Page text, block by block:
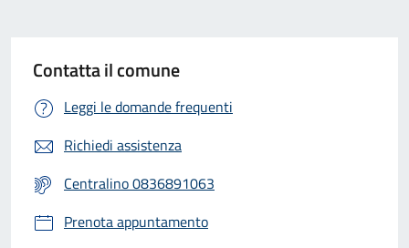
Contatta il comune
Leggi le domande frequenti
Richiedi assistenza
Centralino 0836891063
Prenota appuntamento